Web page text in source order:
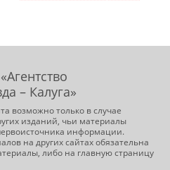
– Калуга»
возможно только в случае
изданий, чьи материалы
информации.
на других сайтах обязательна
либо на главную страницу